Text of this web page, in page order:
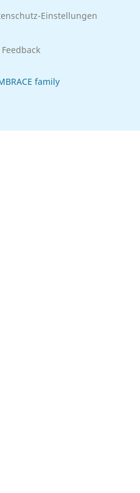
Einstellungen
family